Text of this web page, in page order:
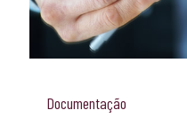
Documentação